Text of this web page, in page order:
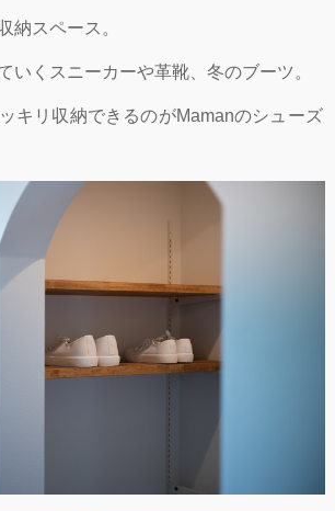
納スペース。
いくスニーカーや革靴、冬のブーツ。
キリ収納できるのがMamanのシューズ